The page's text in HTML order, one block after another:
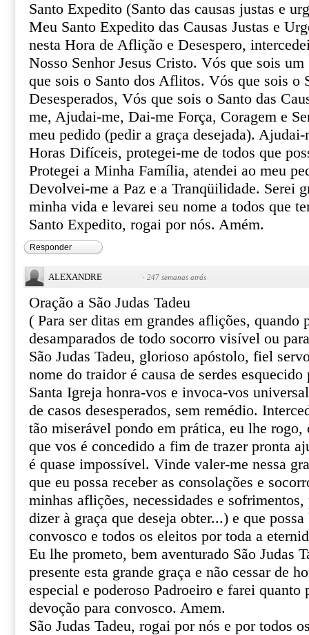
Santo Expedito (Santo das causas justas e
Meu Santo Expedito das Causas Justas e
nesta Hora de Aflição e Desespero,
Nosso Senhor Jesus Cristo. Vós que sois
que sois o Santo dos Aflitos. Vós que sois o
Desesperados, Vós que sois o Santo das
me, Ajudai-me, Dai-me Força, Coragem e
meu pedido (pedir a graça desejada). Ajudai-
Horas Difíceis, protegei-me de todos que
Protegei a Minha Família, atendei ao meu
Devolvei-me a Paz e a Tranqüilidade. Serei
minha vida e levarei seu nome a todos que
Santo Expedito, rogai por nós. Amém.
Responder
ALEXANDRE · 247 semanas atrás
Oração a São Judas Tadeu
( Para ser ditas em grandes aflições, quando
desamparados de todo socorro visível ou
São Judas Tadeu, glorioso apóstolo, fiel
nome do traidor é causa de serdes
Santa Igreja honra-vos e invoca-vos
de casos desesperados, sem remédio.
tão miserável pondo em prática, eu lhe
que vos é concedido a fim de trazer pronta
é quase impossível. Vinde valer-me nessa
que eu possa receber as consolações e
minhas aflições, necessidades e
dizer à graça que deseja obter...) e que
convosco e todos os eleitos por toda a
Eu lhe prometo, bem aventurado São Judas
presente esta grande graça e não cessar de
especial e poderoso Padroeiro e farei quanto
devoção para convosco. Amem.
São Judas Tadeu, rogai por nós e por todos